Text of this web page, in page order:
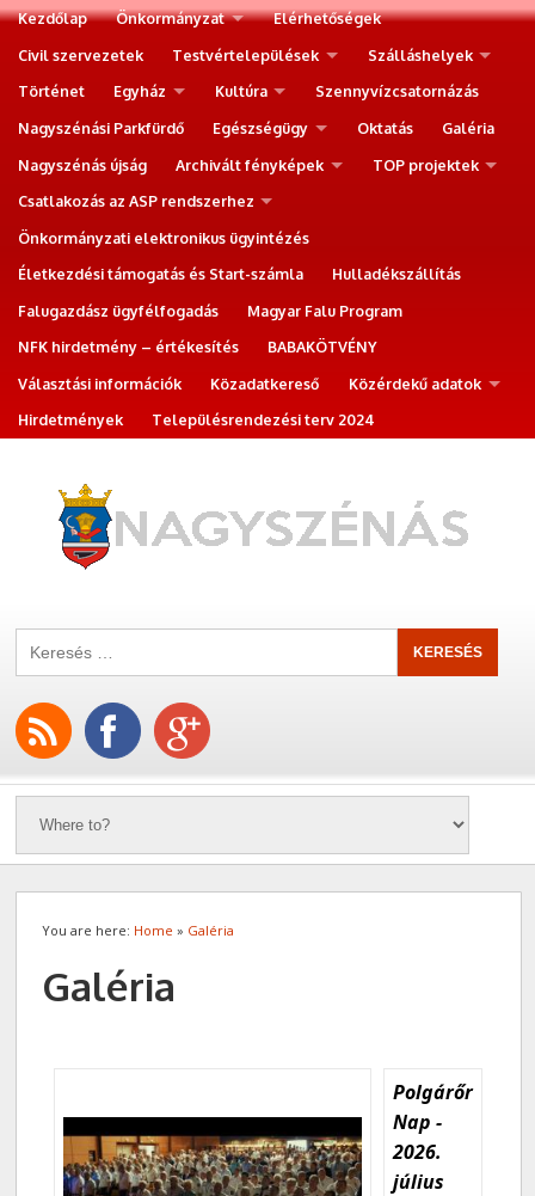
Kezdőlap Önkormányzat
Elérhetőségek
Civil szervezetek
Testvértelepülések
Szálláshelyek
Történet
Egyház Kultúra
Szennyvízcsatornázás
Nagyszénási Parkfürdő
Egészségügy Oktatás
Galéria
Nagyszénás újság
Archivált fényképek
TOP projektek
Csatlakozás az ASP rendszerhez
Önkormányzati elektronikus ügyintézés
Életkezdési támogatás és Start-számla
Hulladékszállítás
Falugazdász ügyfélfogadás
Magyar Falu Program
NFK hirdetmény – értékesítés
BABAKÖTVÉNY
Választási információk
Közadatkereső
Közérdekű adatok
Hirdetmények
Településrendezési terv 2024
You are here: Home » Galéria
Galéria
Polgárőr
Nap -
2026.
július